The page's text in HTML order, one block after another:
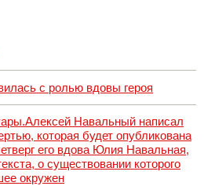
с ролью вдовы героя
Навальный написал
которая будет опубликована
его вдова Юлия Навальная,
о существовании которого
окружен